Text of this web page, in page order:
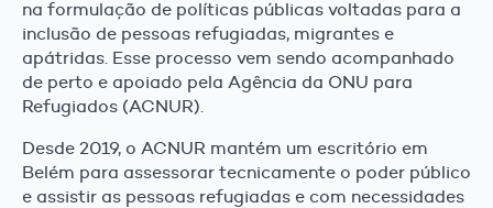
na formulação de políticas públicas voltadas para a
inclusão de pessoas refugiadas, migrantes e
apátridas. Esse processo vem sendo acompanhado
de perto e apoiado pela Agência da ONU para
Refugiados (ACNUR).
Desde 2019, o ACNUR mantém um escritório em
Belém para assessorar tecnicamente o poder público
e assistir as pessoas refugiadas e com necessidades